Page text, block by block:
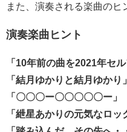
また、演奏される楽曲のヒ
演奏楽曲ヒント
「10年前の曲を2021年セル
「結月ゆかりと結月ゆかり」
「〇〇〇ー〇〇〇〇〇ー」
「紲星あかりの元気なロッ